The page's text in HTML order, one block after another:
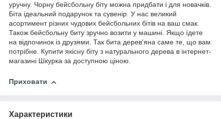
уручну. Чорну бейсбольну біту можна придбати і для новачків.
Біта ідеальний подарунок та сувенір. У нас великий
асортимент різних чудових бейсбольних бітів на ваш смак.
Також бейсбольну биту зручно возити у машині. Якщо їдете
на відпочинок із друзями. Так бита дерев'яна саме те, що вам
потрібне. Купити якісну біту з натурального дерева в інтернет-
магазині Шкурка за доступною ціною.
Приховати
Характеристики